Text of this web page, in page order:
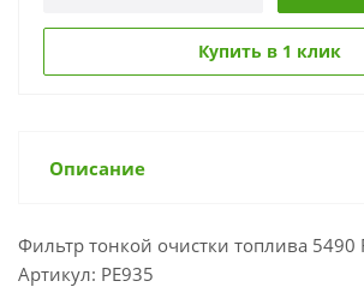
Купить в 1 клик
Описание
Фильтр тонкой очистки топлива 5490
Артикул: PE935